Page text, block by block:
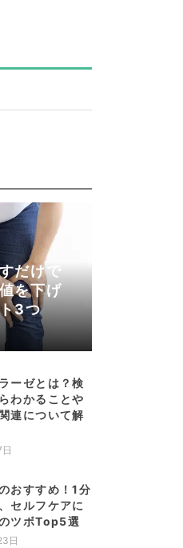
だけで
を下げ
3つ
ーゼとは？検
わかることや
連について解
おすすめ！1分
セルフケアに
ツボTop5選
日